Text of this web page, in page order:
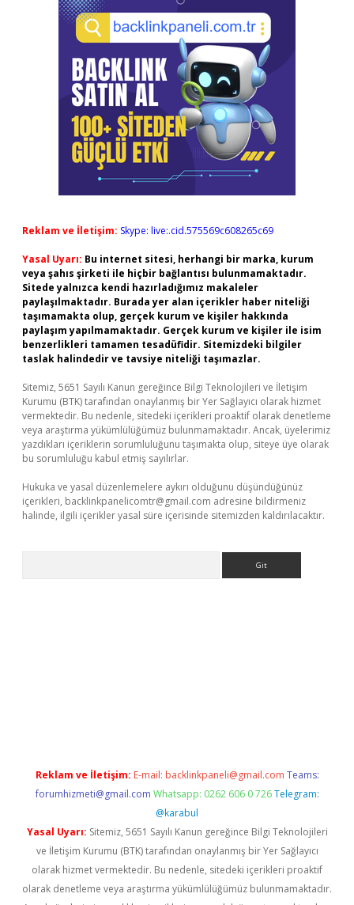
Reklam ve İletişim: Skype: live:.cid.575569c608265c69
Yasal Uyarı: Bu internet sitesi, herhangi bir marka, kurum
veya şahıs şirketi ile hiçbir bağlantısı bulunmamaktadır.
Sitede yalnızca kendi hazırladığımız makaleler
paylaşılmaktadır. Burada yer alan içerikler haber niteliği
taşımamakta olup, gerçek kurum ve kişiler hakkında
paylaşım yapılmamaktadır. Gerçek kurum ve kişiler ile isim
benzerlikleri tamamen tesadüfidir. Sitemizdeki bilgiler
taslak halindedir ve tavsiye niteliği taşımazlar.
Sitemiz, 5651 Sayılı Kanun gereğince Bilgi Teknolojileri ve İletişim
Kurumu (BTK) tarafından onaylanmış bir Yer Sağlayıcı olarak hizmet
vermektedir. Bu nedenle, sitedeki içerikleri proaktif olarak denetleme
veya araştırma yükümlülüğümüz bulunmamaktadır. Ancak, üyelerimiz
yazdıkları içeriklerin sorumluluğunu taşımakta olup, siteye üye olarak
bu sorumluluğu kabul etmiş sayılırlar.
Hukuka ve yasal düzenlemelere aykırı olduğunu düşündüğünüz
içerikleri, backlinkpanelicomtr@gmail.com adresine bildirmeniz
halinde, ilgili içerikler yasal süre içerisinde sitemizden kaldırılacaktır.
Reklam ve İletişim: E-mail: backlinkpaneli@gmail.com Teams:
forumhizmeti@gmail.com Whatsapp: 0262 606 0 726 Telegram:
@karabul
Yasal Uyarı: Sitemiz, 5651 Sayılı Kanun gereğince Bilgi Teknolojileri
ve İletişim Kurumu (BTK) tarafından onaylanmış bir Yer Sağlayıcı
olarak hizmet vermektedir. Bu nedenle, sitedeki içerikleri proaktif
olarak denetleme veya araştırma yükümlülüğümüz bulunmamaktadır.